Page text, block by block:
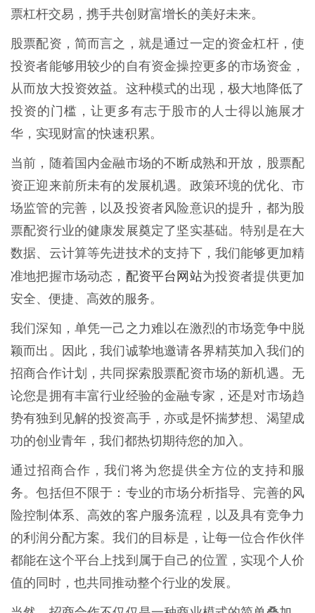
票杠杆交易，携手共创财富增长的美好未来。
股票配资，简而言之，就是通过一定的资金杠杆，使
投资者能够用较少的自有资金操控更多的市场资金，
从而放大投资效益。这种模式的出现，极大地降低了
投资的门槛，让更多有志于股市的人士得以施展才
华，实现财富的快速积累。
当前，随着国内金融市场的不断成熟和开放，股票配
资正迎来前所未有的发展机遇。政策环境的优化、市
场监管的完善，以及投资者风险意识的提升，都为股
票配资行业的健康发展奠定了坚实基础。特别是在大
数据、云计算等先进技术的支持下，我们能够更加精
准地把握市场动态， 配资平台网站为投资者提供更加
安全、便捷、高效的服务。
我们深知，单凭一己之力难以在激烈的市场竞争中脱
颖而出。因此，我们诚挚地邀请各界精英加入我们的
招商合作计划，共同探索股票配资市场的新机遇。无
论您是拥有丰富行业经验的金融专家，还是对市场趋
势有独到见解的投资高手，亦或是怀揣梦想、渴望成
功的创业青年，我们都热切期待您的加入。
通过招商合作，我们将为您提供全方位的支持和服
务。包括但不限于：专业的市场分析指导、完善的风
险控制体系、高效的客户服务流程，以及具有竞争力
的利润分配方案。我们的目标是，让每一位合作伙伴
都能在这个平台上找到属于自己的位置，实现个人价
值的同时，也共同推动整个行业的发展。